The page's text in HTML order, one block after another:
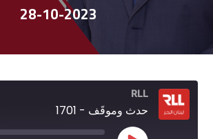
28-10-2023
RLL
حدث وموقَف - 1701